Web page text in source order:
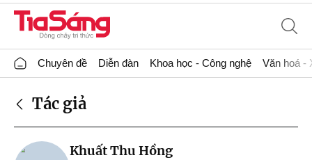
Chuyên đề Diễn đàn Khoa học - Công nghệ Văn hoá -
Tác giả
Khuất Thu Hồng